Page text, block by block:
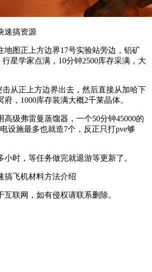
速搞资源
地图正上方边界17号实验站旁边，铝矿
星学家点满，10分钟2500库存采满，大
击从正上方边界出去，然后直接从加哈下
，1000库存装满大概2千莱晶体。
高级弗雷曼蒸馏器，一个50分钟45000的
设施最多也就造7个，反正只打pve够
小时，等任务做完就退游等更新了。
搞飞机材料方法介绍
互联网，如有侵权请联系删除。